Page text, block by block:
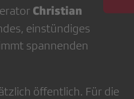
Christian
einstündiges
spannenden
öffentlich. Für die